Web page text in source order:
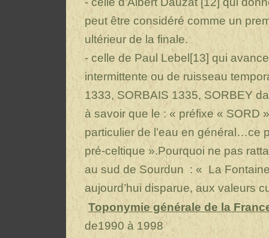
peut être considéré comme un
ultérieur de la finale.
- celle de Paul Lebel[13] qui
intermittente ou de ruisseau
1333, SORBAIS 1335, SORBEY
à savoir que le : « préfixe « SORD
particulier de l’eau en général…ce
pré-celtique ».Pourquoi ne pas
au sud de Sourdun : « La
aujourd’hui disparue, aux valeurs
Toponymie générale de la
de1990 à 1998